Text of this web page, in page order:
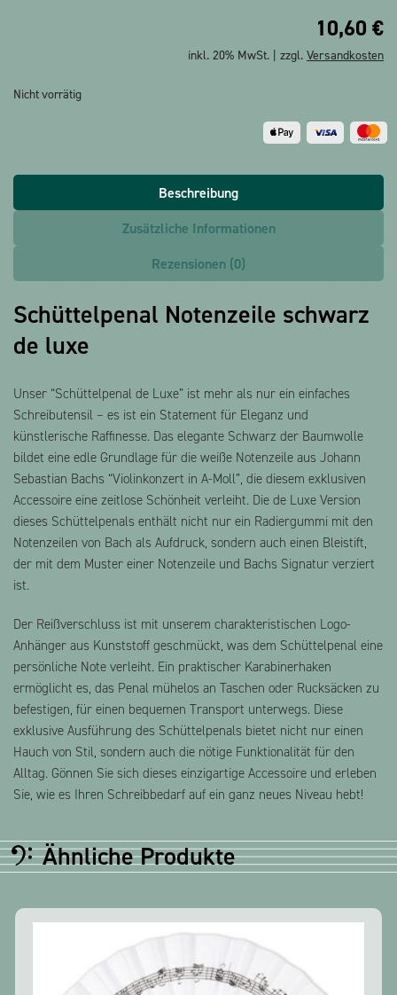
10,60 €
inkl. 20% MwSt. | zzgl. Versandkosten
Nicht vorrätig
Beschreibung
Zusätzliche Informationen
Rezensionen (0)
Schüttelpenal Notenzeile schwarz
de luxe
Unser “Schüttelpenal de Luxe” ist mehr als nur ein einfaches
Schreibutensil – es ist ein Statement für Eleganz und
künstlerische Raffinesse. Das elegante Schwarz der Baumwolle
bildet eine edle Grundlage für die weiße Notenzeile aus Johann
Sebastian Bachs “Violinkonzert in A-Moll”, die diesem exklusiven
Accessoire eine zeitlose Schönheit verleiht. Die de Luxe Version
dieses Schüttelpenals enthält nicht nur ein Radiergummi mit den
Notenzeilen von Bach als Aufdruck, sondern auch einen Bleistift,
der mit dem Muster einer Notenzeile und Bachs Signatur verziert
ist.
Der Reißverschluss ist mit unserem charakteristischen Logo-
Anhänger aus Kunststoff geschmückt, was dem Schüttelpenal eine
persönliche Note verleiht. Ein praktischer Karabinerhaken
ermöglicht es, das Penal mühelos an Taschen oder Rucksäcken zu
befestigen, für einen bequemen Transport unterwegs. Diese
exklusive Ausführung des Schüttelpenals bietet nicht nur einen
Hauch von Stil, sondern auch die nötige Funktionalität für den
Alltag. Gönnen Sie sich dieses einzigartige Accessoire und erleben
Sie, wie es Ihren Schreibbedarf auf ein ganz neues Niveau hebt!
Ähnliche Produkte